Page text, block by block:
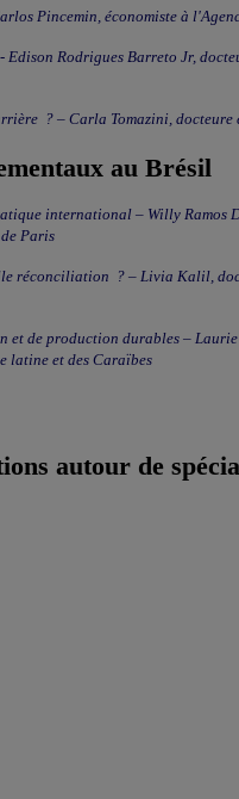
Pincemin, économiste à
- Edison Rodrigues Barreto Jr,
? – Carla Tomazini, docteure
au Brésil
Paris
latine et des Caraïbes
autour de